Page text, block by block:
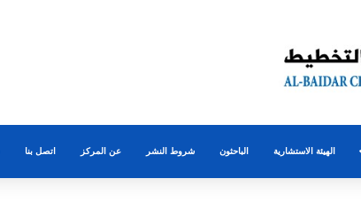
الهيئة الاستشارية الباحثون شروط النشر عن المركز اتصل بنا